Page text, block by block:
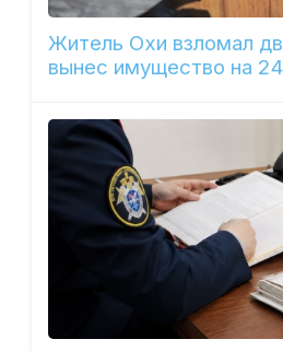
Житель Охи взломал
вынес имущество на